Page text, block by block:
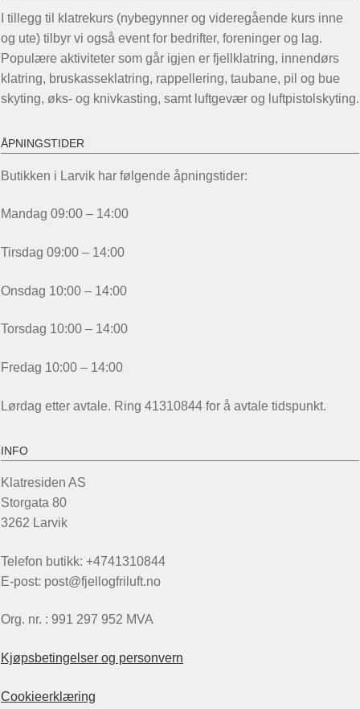
I tillegg til klatrekurs (nybegynner og videregående kurs inne
og ute) tilbyr vi også event for bedrifter, foreninger og lag.
Populære aktiviteter som går igjen er fjellklatring, innendørs
klatring, bruskasseklatring, rappellering, taubane, pil og bue
skyting, øks- og knivkasting, samt luftgevær og luftpistolskyting.
ÅPNINGSTIDER
Butikken i Larvik har følgende åpningstider:
Mandag 09:00 – 14:00
Tirsdag 09:00 – 14:00
Onsdag 10:00 – 14:00
Torsdag 10:00 – 14:00
Fredag 10:00 – 14:00
Lørdag etter avtale. Ring 41310844 for å avtale tidspunkt.
INFO
Klatresiden AS
Storgata 80
3262 Larvik
Telefon butikk: +4741310844
E-post: post@fjellogfriluft.no
Org. nr. : 991 297 952 MVA
Kjøpsbetingelser og personvern
Cookieerklæring